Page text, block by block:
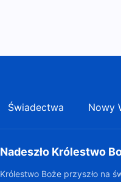
Świadectwa Nowy
Nadeszło Królestwo
Królestwo Boże przyszło na